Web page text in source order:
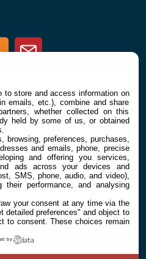
RSS Newsletter
À PROPOS
Contact
to store and access information on
emails, etc.), combine and share
whether collected on this
held by some of us, or obtained
browsing, preferences, purchases,
and emails, phone, precise
and offering you services,
ads across your devices and
SMS, phone, audio, and video),
their performance, and analysing
your consent at any time via the
detailed preferences" and object to
to consent. These choices remain
by